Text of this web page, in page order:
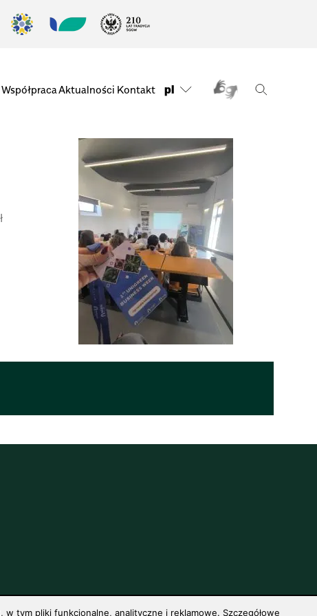
Współpraca Aktualności Kontakt pl
tym pliki funkcjonalne, analityczne i reklamowe. Szczegółowe